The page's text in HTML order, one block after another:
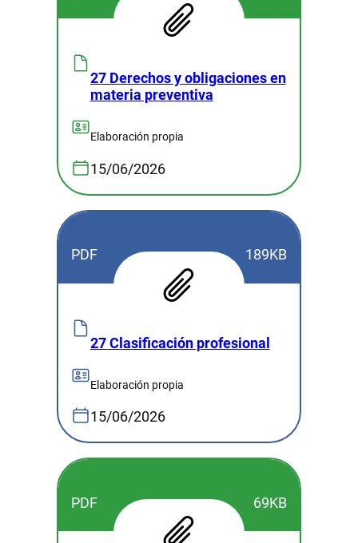
27 Derechos y obligaciones en
materia preventiva
Elaboración propia
15/06/2026
PDF 189KB
27 Clasificación profesional
Elaboración propia
15/06/2026
PDF 69KB